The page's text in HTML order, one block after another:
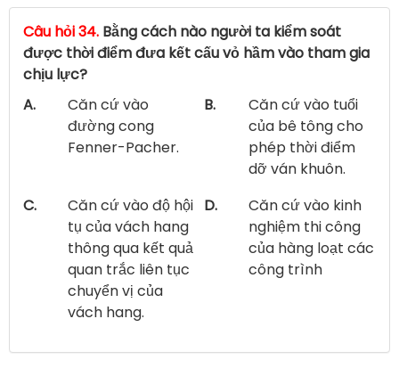
Câu hỏi 34. Bằng cách nào người ta kiểm soát
được thời điểm đưa kết cấu vỏ hầm vào tham gia
chịu lực?
A.
Căn cứ vào
đường cong
Fenner-Pacher.
B.
Căn cứ vào tuổi
của bê tông cho
phép thời điểm
dỡ ván khuôn.
C.
Căn cứ vào độ hội
tụ của vách hang
thông qua kết quả
quan trắc liên tục
chuyển vị của
vách hang.
D.
Căn cứ vào kinh
nghiệm thi công
của hàng loạt các
công trình